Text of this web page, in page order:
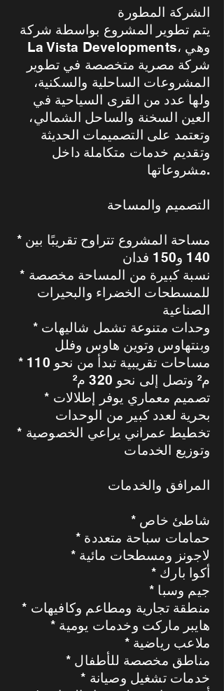
الشركة المطورة
يتم تطوير المشروع بواسطة شركة
La Vista Developments، وهي
شركة مصرية متخصصة في تطوير
المشروعات الساحلية والسكنية،
ولها عدد من القرى السياحية في
العين السخنة والساحل الشمالي،
وتعتمد على التصميمات الحديثة
وتقديم خدمات متكاملة داخل
مشروعاتها.
التصميم والمساحة
* مساحة المشروع تتراوح تقريبًا بين
140 و150 فدان
* نسبة كبيرة من المساحة مخصصة
للمسطحات الخضراء والبحيرات
الصناعية
* وحدات متنوعة تشمل شاليهات
وبنتهاوس وتوين هاوس وفلل
* مساحات تقريبية تبدأ من نحو 110
م² وتصل إلى نحو 320 م²
* تصميم معماري يوفر إطلالات
بحرية لعدد كبير من الوحدات
* تخطيط عمراني يراعي الخصوصية
وتوزيع الخدمات
المرافق والخدمات
* شاطئ خاص
* حمامات سباحة متعددة
* لاجونز ومسطحات مائية
* أكوا بارك
* جيم وسبا
* منطقة تجارية ومطاعم وكافيهات
* هايبر ماركت وخدمات يومية
* ملاعب رياضية
* مناطق مخصصة للأطفال
* خدمات تشغيل وصيانة